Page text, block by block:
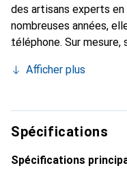
des artisans experts
nombreuses années,
téléphone. Sur
et indispensable pour
marque Noreve est un
exigeante.
Afficher plus
Spécifications
Spécifications